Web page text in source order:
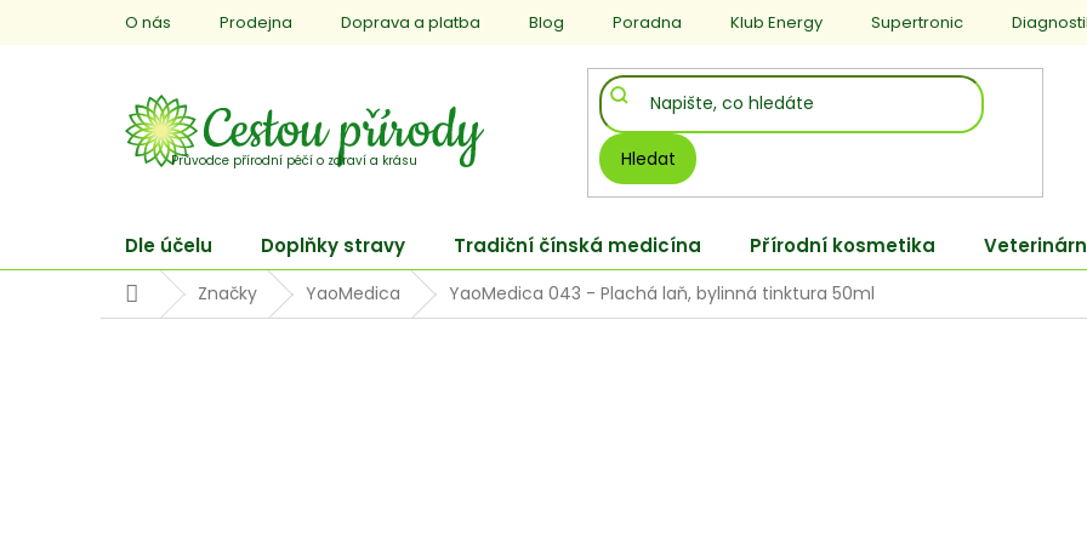
O nás Prodejna Doprava a platba Blog Poradna Klub Energy Supertronic
Hledat
Dle účelu Doplňky stravy Tradiční čínská medicína Přírodní kosmetika
DomůZnačky YaoMedica YaoMedica 043 - Plachá laň, bylinná tinktura 50ml